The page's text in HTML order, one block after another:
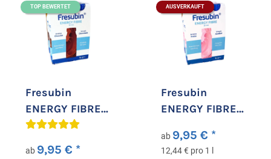
TOP BEWERTET
Fresubin
ENERGY FIBRE
Drink
ab 9,95 € *
AUSVERKAUFT
Fresubin
ENERGY FIBRE
ab 9,95 € *
12,44 € pro 1 l